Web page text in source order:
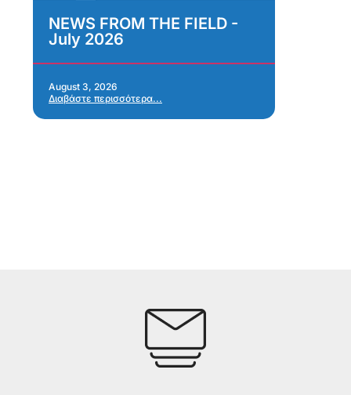
NEWS FROM THE FIELD -
July 2026
August 3, 2026
Διαβάστε περισσότερα...